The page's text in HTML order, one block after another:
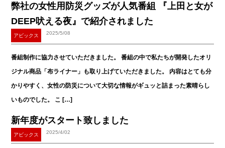
弊社の女性用防災グッズが人気番組 『上田と女が
DEEP吠える夜』で紹介されました
2025/5/08
アビックス
番組制作に協力させていただきました。 番組の中で私たちが開発したオリ
ジナル商品「布ライナー」も取り上げていただきました。 内容はとても分
かりやすく、女性の防災について大切な情報がギュッと詰まった素晴らし
いものでした。 こ […]
新年度がスタート致しました
2025/4/02
アビックス